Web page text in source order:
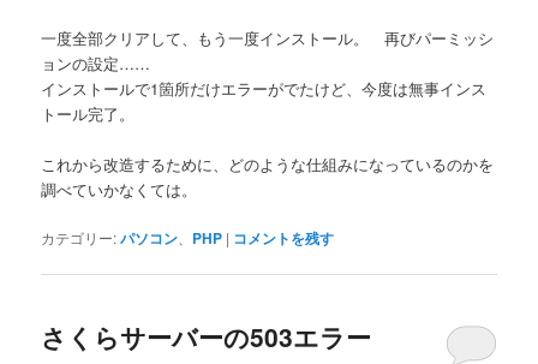
一度全部クリアして、もう一度インストール。 再びパーミッシ
ョンの設定……
インストールで1箇所だけエラーがでたけど、今度は無事インス
トール完了。
これから改造するために、どのような仕組みになっているのかを
調べていかなくては。
カテゴリー:パソコン PHP | コメントを残す
さくらサーバーの503エラー